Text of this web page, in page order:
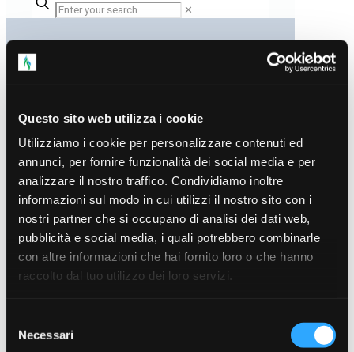
Questo sito web utilizza i cookie
Utilizziamo i cookie per personalizzare contenuti ed
annunci, per fornire funzionalità dei social media e per
analizzare il nostro traffico. Condividiamo inoltre
informazioni sul modo in cui utilizzi il nostro sito con i
nostri partner che si occupano di analisi dei dati web,
pubblicità e social media, i quali potrebbero combinarle
con altre informazioni che hai fornito loro o che hanno
raccolto dal tuo utilizzo dei loro servizi.
delNecessari
✕
Piano di ispezione
mensile delle colonne
montanti (Giugno)
Home